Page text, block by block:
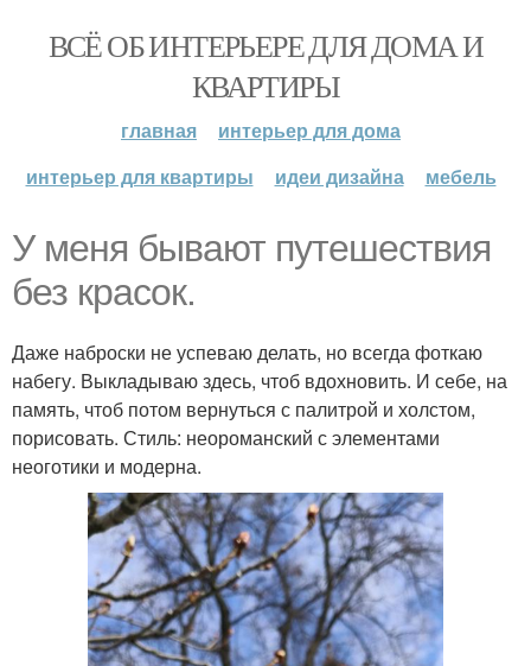
ВСЁ ОБ ИНТЕРЬЕРЕ ДЛЯ ДОМА И
КВАРТИРЫ
главная
интерьер для дома
интерьер для квартиры
идеи дизайна мебель
У меня бывают путешествия
без красок.
Даже наброски не успеваю делать, но всегда фоткаю
набегу. Выкладываю здесь, чтоб вдохновить. И себе, на
память, чтоб потом вернуться с палитрой и холстом,
порисовать. Стиль: неороманский с элементами
неоготики и модерна.